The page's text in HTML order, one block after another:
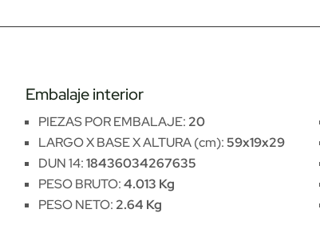
Embalaje interior
PIEZAS POR EMBALAJE: 20
LARGO X BASE X ALTURA (cm):59x19x29
DUN 14:18436034267635
PESO BRUTO:4.013 Kg
PESO NETO: 2.64 Kg